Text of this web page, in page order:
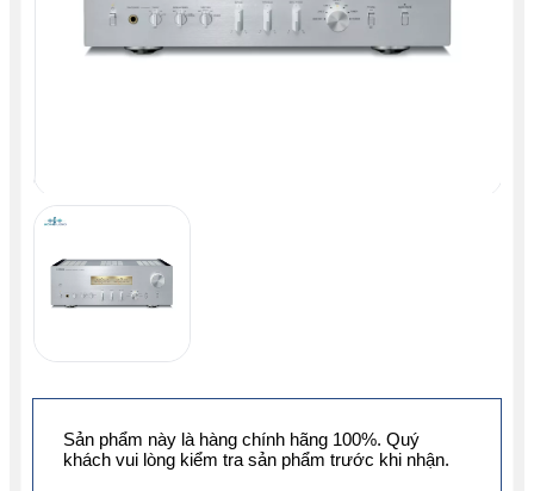
Sản phẩm này là hàng chính hãng 100%. Quý
khách vui lòng kiểm tra sản phẩm trước khi nhận.